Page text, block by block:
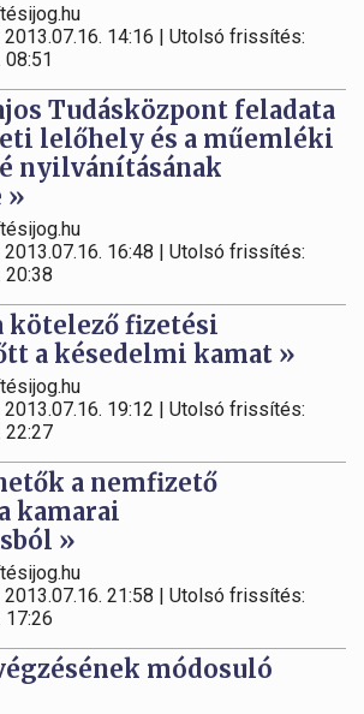
14:16 | Utolsó frissítés:
08:51
Tudásközpont feladata
lelőhely és a műemléki
nyilvánításának
»
16:48 | Utolsó frissítés:
20:38
kötelező fizetési
a késedelmi kamat »
19:12 | Utolsó frissítés:
22:27
a nemfizető
kamarai
»
21:58 | Utolsó frissítés:
17:26
módosuló